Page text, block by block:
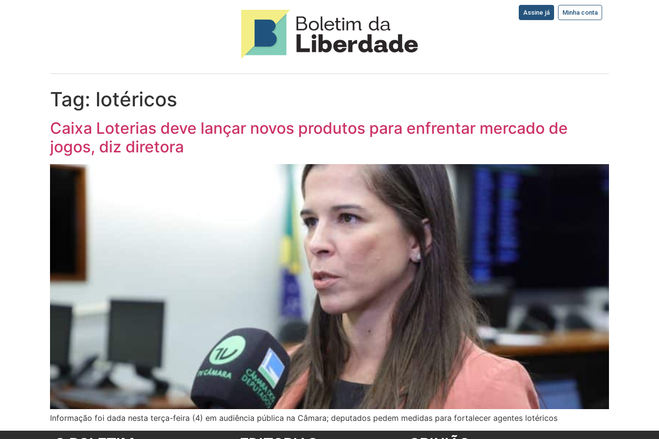
Assine já Minha conta
Tag: lotéricos
Caixa Loterias deve lançar novos produtos para enfrentar mercado de
jogos, diz diretora
Informação foi dada nesta terça-feira (4) em audiência pública na Câmara; deputados pedem medidas para fortalecer agentes lotéricos